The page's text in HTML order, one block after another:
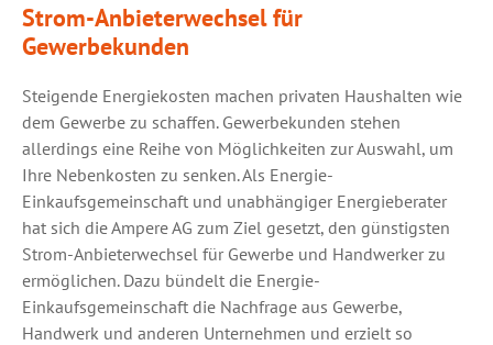
Strom-Anbieterwechsel für
Gewerbekunden
Steigende Energiekosten machen privaten Haushalten wie
dem Gewerbe zu schaffen. Gewerbekunden stehen
allerdings eine Reihe von Möglichkeiten zur Auswahl, um
Ihre Nebenkosten zu senken. Als Energie-
Einkaufsgemeinschaft und unabhängiger Energieberater
hat sich die Ampere AG zum Ziel gesetzt, den günstigsten
Strom-Anbieterwechsel für Gewerbe und Handwerker zu
ermöglichen. Dazu bündelt die Energie-
Einkaufsgemeinschaft die Nachfrage aus Gewerbe,
Handwerk und anderen Unternehmen und erzielt so